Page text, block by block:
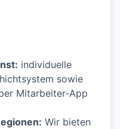
individuelle
sowie
Mitarbeiter-App
Wir bieten